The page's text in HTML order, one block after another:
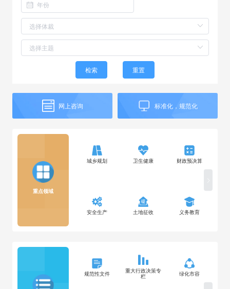
检索 重置
网上咨询 标准化，规范化
重点领域
城乡规划 卫生健康 财政预决算
安全生产 土地征收 义务教育
规范性文件 重大行政决策专
栏 绿化市容